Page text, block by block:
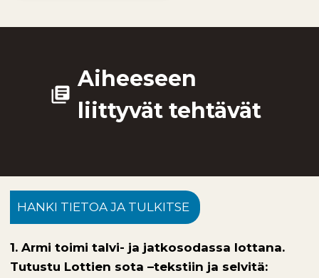
library_books
Aiheeseen
liittyvät tehtävät
HANKI TIETOA JA TULKITSE
1. Armi toimi talvi- ja jatkosodassa lottana.
Tutustu Lottien sota –tekstiin ja selvitä: